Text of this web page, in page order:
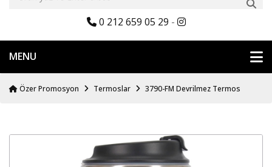
0 212 659 05 29 -
MENU
Özer Promosyon Termoslar 3790-FM Devrilmez Termos